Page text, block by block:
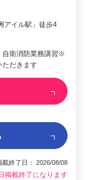
アイル駅」徒歩4
自衛消防業務講習※
ただきます
終了日： 2026/08/08
掲載終了になります